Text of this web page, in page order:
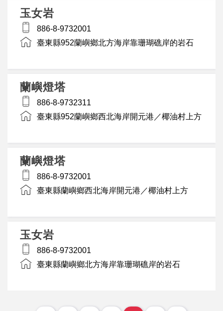
玉女岩
886-8-9732001
臺東縣952蘭嶼鄉北方海岸靠珊瑚礁岸的岩石
蘭嶼燈塔
886-8-9732311
臺東縣952蘭嶼鄉西北海岸開元港／椰油村上方
蘭嶼燈塔
886-8-9732001
臺東縣蘭嶼鄉西北海岸開元港／椰油村上方
玉女岩
886-8-9732001
臺東縣蘭嶼鄉北方海岸靠珊瑚礁岸的岩石